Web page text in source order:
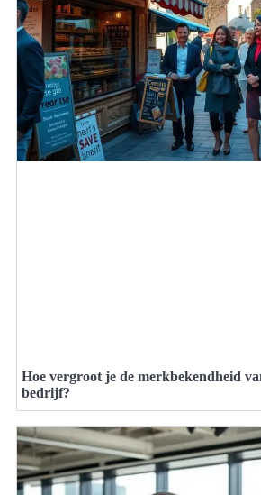
Hoe vergroot je de merkbekendheid
bedrijf?